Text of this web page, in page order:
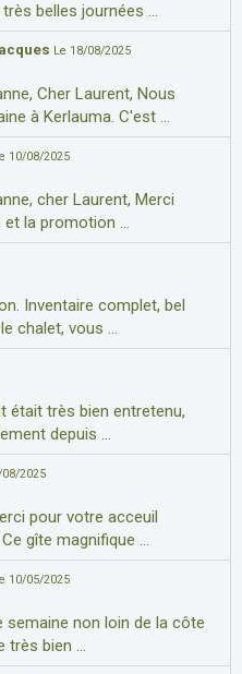
belles journées ...
Le 18/08/2025
Cher Laurent, Nous
à Kerlauma. C'est ...
10/08/2025
cher Laurent, Merci
la promotion ...
Inventaire complet, bel
chalet, vous ...
était très bien entretenu,
depuis ...
08/2025
pour votre acceuil
gîte magnifique ...
10/05/2025
non loin de la côte
très bien ...